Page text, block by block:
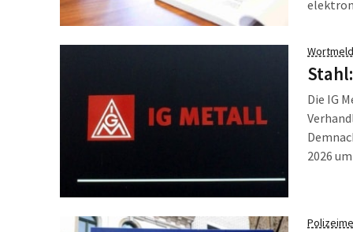
und
Die IG
2026